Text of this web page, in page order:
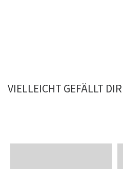
VIELLEICHT GEFÄLLT